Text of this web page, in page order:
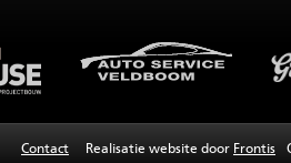
Contact Realisatie website door Frontis